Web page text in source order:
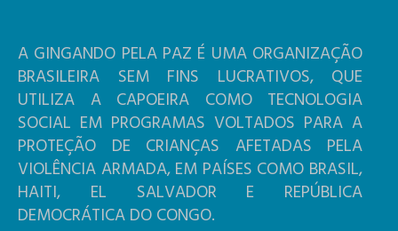
A GINGANDO PELA PAZ É UMA ORGANIZAÇÃO
BRASILEIRA SEM FINS LUCRATIVOS, QUE
UTILIZA A CAPOEIRA COMO TECNOLOGIA
SOCIAL EM PROGRAMAS VOLTADOS PARA A
PROTEÇÃO DE CRIANÇAS AFETADAS PELA
VIOLÊNCIA ARMADA, EM PAÍSES COMO BRASIL,
HAITI, EL SALVADOR E REPÚBLICA
DEMOCRÁTICA DO CONGO.